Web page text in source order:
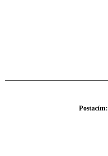
Postacím: